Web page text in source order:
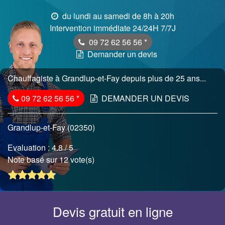
du lundi au samedi de 8h à 20h
Intervention immédiate 24/24H 7/7J
09 72 62 56 56 *
Demander un devis
Chauffagiste à Grandlup-et-Fay depuis plus de 25 ans...
09 72 62 56 56* DEMANDER UN DEVIS
Grandlup-et-Fay (02350)
Evaluation :4.8/ 5
Note basé sur 12 vote(s)
Devis gratuit en ligne